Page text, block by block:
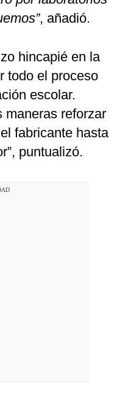
, añadió.
hincapié en la
todo el proceso
escolar.
maneras reforzar
fabricante hasta
puntualizó.